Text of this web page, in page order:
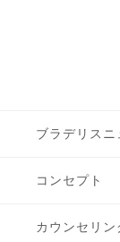
ブラデリス
コンセプト
カウンセリン